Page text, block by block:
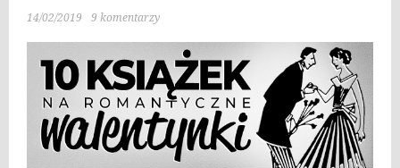
14/02/2019 9 komentarzy